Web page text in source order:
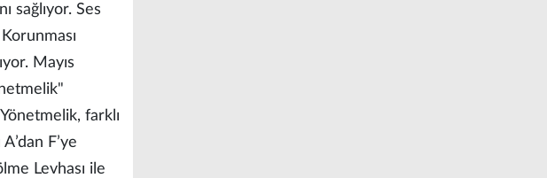
sağlıyor. Ses
Mayıs
farklı
F’ye
Levhası ile